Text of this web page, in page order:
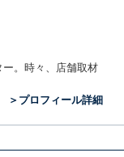
。時々、店舗取材
＞プロフィール詳細